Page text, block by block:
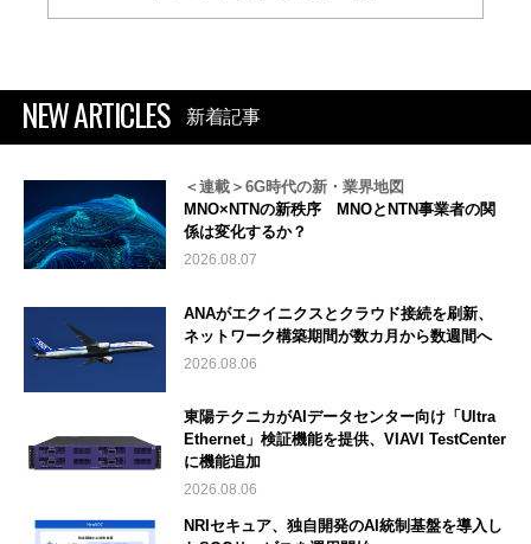
NEW ARTICLES 新着記事
＜連載＞6G時代の新・業界地図
MNO×NTNの新秩序 MNOとNTN事業者の関
係は変化するか？
2026.08.07
ANAがエクイニクスとクラウド接続を刷新、
ネットワーク構築期間が数カ月から数週間へ
2026.08.06
東陽テクニカがAIデータセンター向け「Ultra
Ethernet」検証機能を提供、VIAVI TestCenter
に機能追加
2026.08.06
NRIセキュア、独自開発のAI統制基盤を導入し